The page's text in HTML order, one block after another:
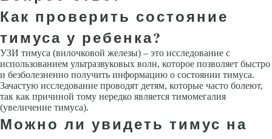
Как проверить состояние
тимуса у ребенка?
УЗИ тимуса (вилочковой железы) – это исследование с
использованием ультразвуковых волн, которое позволяет быстро
и безболезненно получить информацию о состоянии тимуса.
Зачастую исследование проводят детям, которые часто болеют,
так как причиной тому нередко является тимомегалия
(увеличение тимуса).
Можно ли увидеть тимус на